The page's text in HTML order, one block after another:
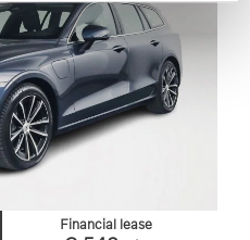
Financial lease